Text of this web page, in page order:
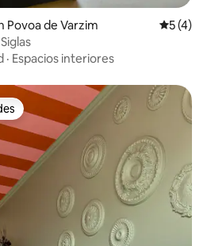
Povoa de Varzim
5 (4)
· Espacios interiores